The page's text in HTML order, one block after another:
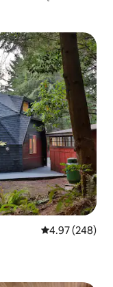
คะแนนเฉลี่ย
4.97 (248)